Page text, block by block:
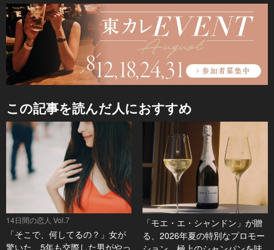
この記事を読んだ人におすすめ
14日間の恋人 Vol.7
「そこで、何してるの？」女が
驚いた、5年も交際した男がやっ
「モエ・エ・シャンドン」が贈
る、2026年夏の特別なプロモー